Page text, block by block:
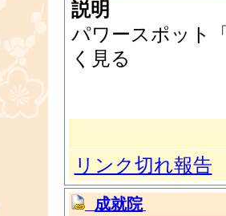
説明
パワースポット
く見る
リンク切れ報告
成就院